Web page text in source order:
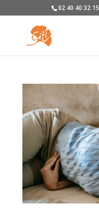
02 40 40 32 15